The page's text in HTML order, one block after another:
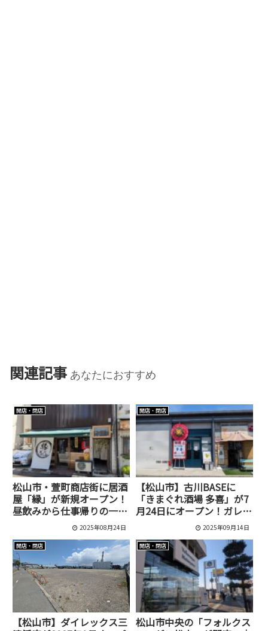
関連記事 あなたにおすすめ
開店・閉店
松山市・萱町商店街に居酒
屋「縁」が新規オープン！
昼飲みから仕事帰りの一杯
2025年08月24日
開店・閉店
【松山市】古川BASEに
「きまぐれ酒場 多喜」が7
月24日にオープン！ガレー
ジテナントに誕生した隠れ
2025年09月14日
開店・閉店
【松山市】ダイレックス三
開店・閉店
松山市中央の「フォルクス